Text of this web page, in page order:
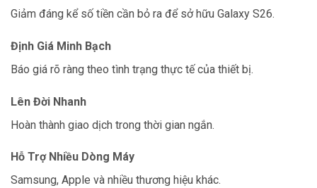
Giảm đáng kể số tiền cần bỏ ra để sở hữu Galaxy S26.
Định Giá Minh Bạch
Báo giá rõ ràng theo tình trạng thực tế của thiết bị.
Lên Đời Nhanh
Hoàn thành giao dịch trong thời gian ngắn.
Hỗ Trợ Nhiều Dòng Máy
Samsung, Apple và nhiều thương hiệu khác.